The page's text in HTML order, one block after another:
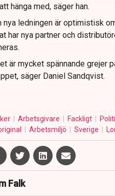
hänga med, säger han.
nya ledningen är optimistisk
har nya partner och
är mycket spännande grejer
säger Daniel Sandqvist.
Arbetsgivare Fackligt
Arbetsmiljö Sverige
Falk